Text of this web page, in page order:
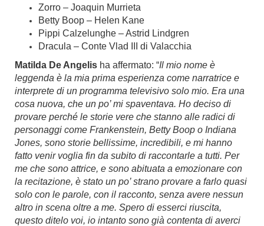
Zorro – Joaquin Murrieta
Betty Boop – Helen Kane
Pippi Calzelunghe – Astrid Lindgren
Dracula – Conte Vlad III di Valacchia
Matilda De Angelis ha affermato: “Il mio nome è
leggenda è la mia prima esperienza come narratrice e
interprete di un programma televisivo solo mio. Era una
cosa nuova, che un po’ mi spaventava. Ho deciso di
provare perché le storie vere che stanno alle radici di
personaggi come Frankenstein, Betty Boop o Indiana
Jones, sono storie bellissime, incredibili, e mi hanno
fatto venir voglia fin da subito di raccontarle a tutti. Per
me che sono attrice, e sono abituata a emozionare con
la recitazione, è stato un po’ strano provare a farlo quasi
solo con le parole, con il racconto, senza avere nessun
altro in scena oltre a me. Spero di esserci riuscita,
questo ditelo voi, io intanto sono già contenta di averci